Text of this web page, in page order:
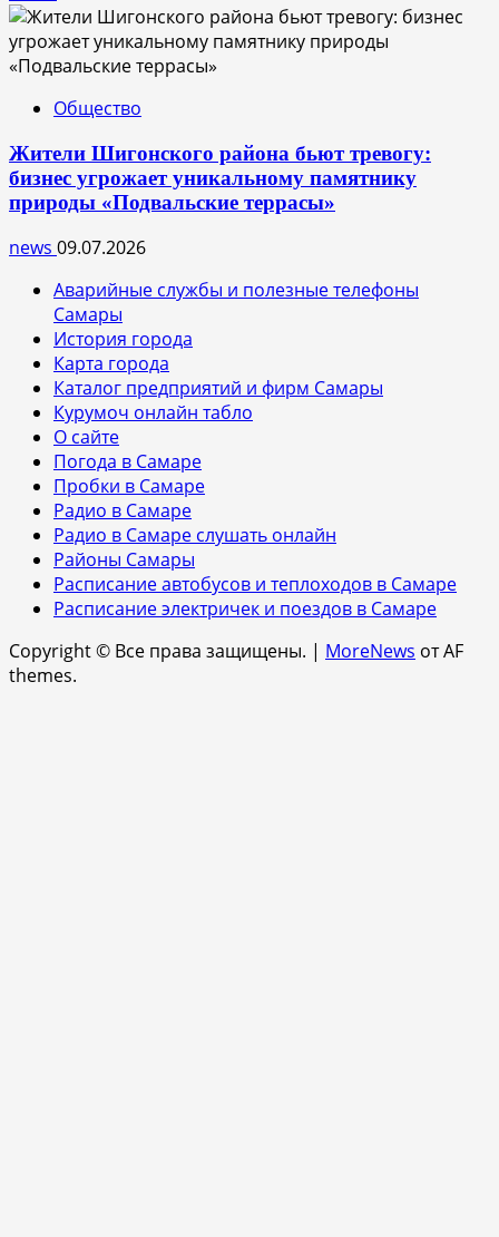
Общество
Жители Шигонского района бьют тревогу:
бизнес угрожает уникальному памятнику
природы «Подвальские террасы»
news 09.07.2026
Аварийные службы и полезные телефоны
Самары
История города
Карта города
Каталог предприятий и фирм Самары
Курумоч онлайн табло
О сайте
Погода в Самаре
Пробки в Самаре
Радио в Самаре
Радио в Самаре слушать онлайн
Районы Самары
Расписание автобусов и теплоходов в Самаре
Расписание электричек и поездов в Самаре
Copyright © Все права защищены. | MoreNews от AF
themes.